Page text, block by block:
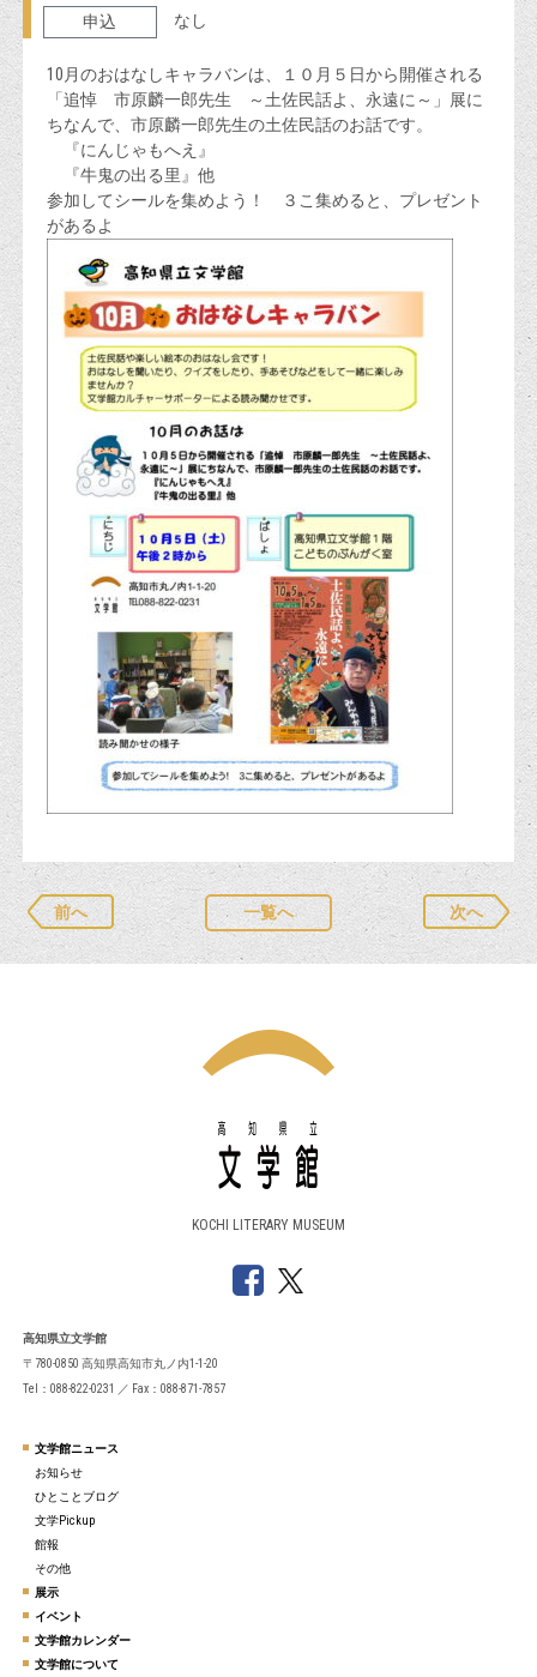
申込 なし
10月のおはなしキャラバンは、１０月５日から開催される
「追悼 市原麟一郎先生 ～土佐民話よ、永遠に～」展に
ちなんで、市原麟一郎先生の土佐民話のお話です。
『にんじゃもへえ』
『牛鬼の出る里』他
参加してシールを集めよう！ ３こ集めると、プレゼント
があるよ
前へ 一覧へ 次へ
KOCHI LITERARY MUSEUM
高知県立文学館
〒780-0850 高知県高知市丸ノ内1-1-20
Tel：088-822-0231 ／ Fax：088-871-7857
文学館ニュース
お知らせ
ひとことブログ
文学Pickup
館報
その他
展示
イベント
文学館カレンダー
文学館について